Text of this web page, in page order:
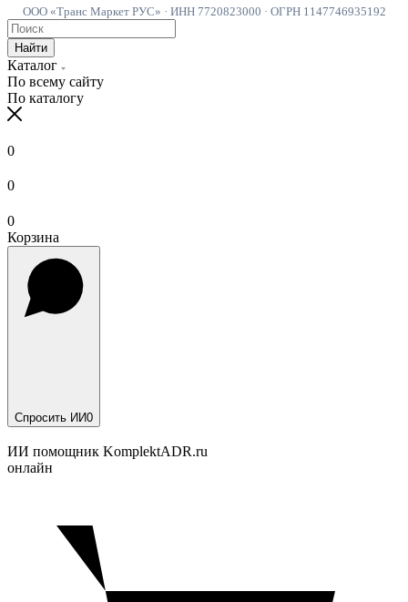
ООО «Транс Маркет РУС» · ИНН 7720823000 · ОГРН 1147746935192
Найти
Каталог
По всему сайту
По каталогу
0
0
0
Корзина
Спросить ИИ0
ИИ помощник KomplektADR.ru
онлайн